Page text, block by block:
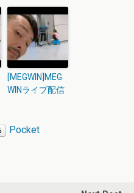
[MEGWIN]MEG
WINライブ配信
Pocket